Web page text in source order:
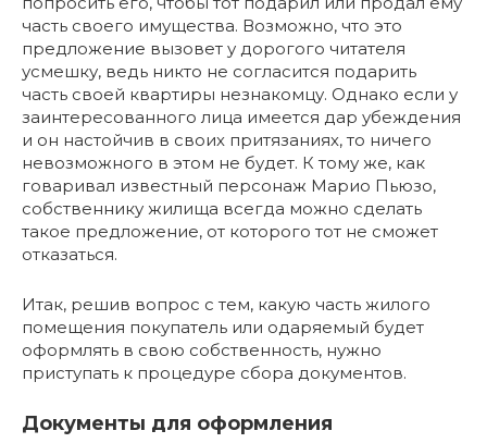
часть своего имущества. Возможно, что это
предложение вызовет у дорогого читателя
усмешку, ведь никто не согласится подарить
часть своей квартиры незнакомцу. Однако если у
заинтересованного лица имеется дар убеждения
и он настойчив в своих притязаниях, то ничего
невозможного в этом не будет. К тому же, как
говаривал известный персонаж Марио Пьюзо,
собственнику жилища всегда можно сделать
такое предложение, от которого тот не сможет
отказаться.
Итак, решив вопрос с тем, какую часть жилого
помещения покупатель или одаряемый будет
оформлять в свою собственность, нужно
приступать к процедуре сбора документов.
Документы для оформления